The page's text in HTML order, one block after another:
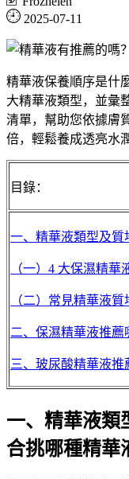
2025-07-11
精華液保養順序是什
大精華液類型，並彙
清單，幫助您依據膚
倍，輕鬆養成透亮水
目錄：
一、精華液類型及質
（一）4 大保濕精華
（二）常見精華液
二、保濕精華液推薦
三、玻尿酸精華液推
一、 精華液類
合挑哪種精華